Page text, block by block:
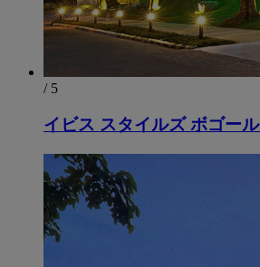
/ 5
イビス スタイルズ ボゴー